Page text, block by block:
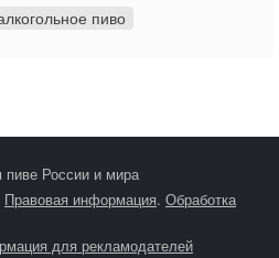
пиво
России и мира
Правовая информация. Обработка
для рекламодателей